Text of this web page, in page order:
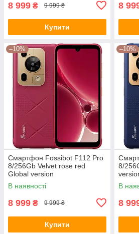
8 999 ₴ 9 999 ₴
Купити
8
–10%
Смартфон Fossibot F112 Pro
8/256Gb Velvet rose red
Global version
В наявності
8 999 ₴ 9 999 ₴
Купити
–10%
8/
В
8